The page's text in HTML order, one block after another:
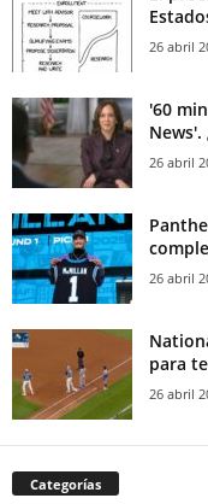
26 abril
'60
News'.
26 abril
26 abril
para
26 abril
Categorías